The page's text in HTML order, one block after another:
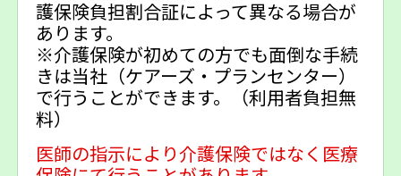
護保険負担割合証によって異なる場合が
あります。
※介護保険が初めての方でも面倒な手続
きは当社（ケアーズ・プランセンター）
で行うことができます。（利用者負担無
料）
医師の指示により介護保険ではなく医療